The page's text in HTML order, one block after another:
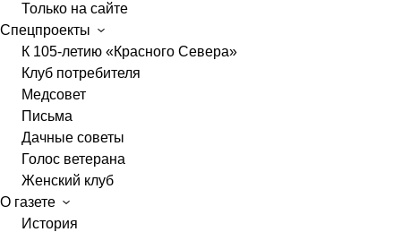
Только на сайте
Спецпроекты
К 105-летию «Красного Севера»
Клуб потребителя
Медсовет
Письма
Дачные советы
Голос ветерана
Женский клуб
О газете
История